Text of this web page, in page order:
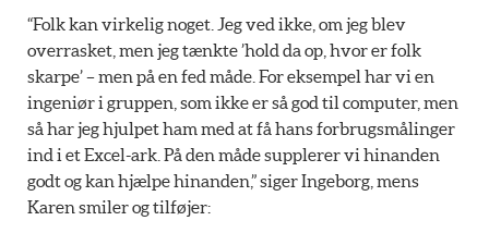
“Folk kan virkelig noget. Jeg ved ikke, om jeg blev
overrasket, men jeg tænkte ’hold da op, hvor er folk
skarpe’ – men på en fed måde. For eksempel har vi en
ingeniør i gruppen, som ikke er så god til computer, men
så har jeg hjulpet ham med at få hans forbrugsmålinger
ind i et Excel-ark. På den måde supplerer vi hinanden
godt og kan hjælpe hinanden,” siger Ingeborg, mens
Karen smiler og tilføjer: